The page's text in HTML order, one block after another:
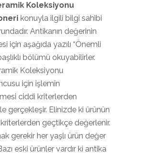
Koleksiyonu
konuyla ilgili bilgi sahibi
Antikanın değerinin
için aşağıda yazılı “Önemli
bölümü okuyabilirler.
Koleksiyonu
için işlemin
ciddi kriterlerden
gerçekleşir. Elinizde ki ürünün
geçtikçe değerlenir.
gerekir her yaşlı ürün değer
eski ürünler vardır ki antika